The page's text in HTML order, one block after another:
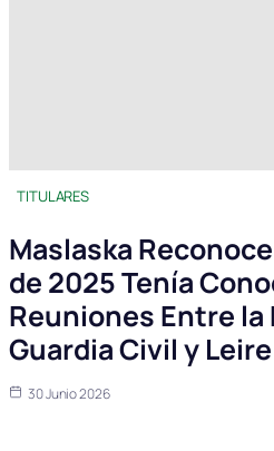
TITULARES
Maslaska
de 2025 Tenía
Reuniones Entre la
Guardia Civil y Leire
30 Junio 2026